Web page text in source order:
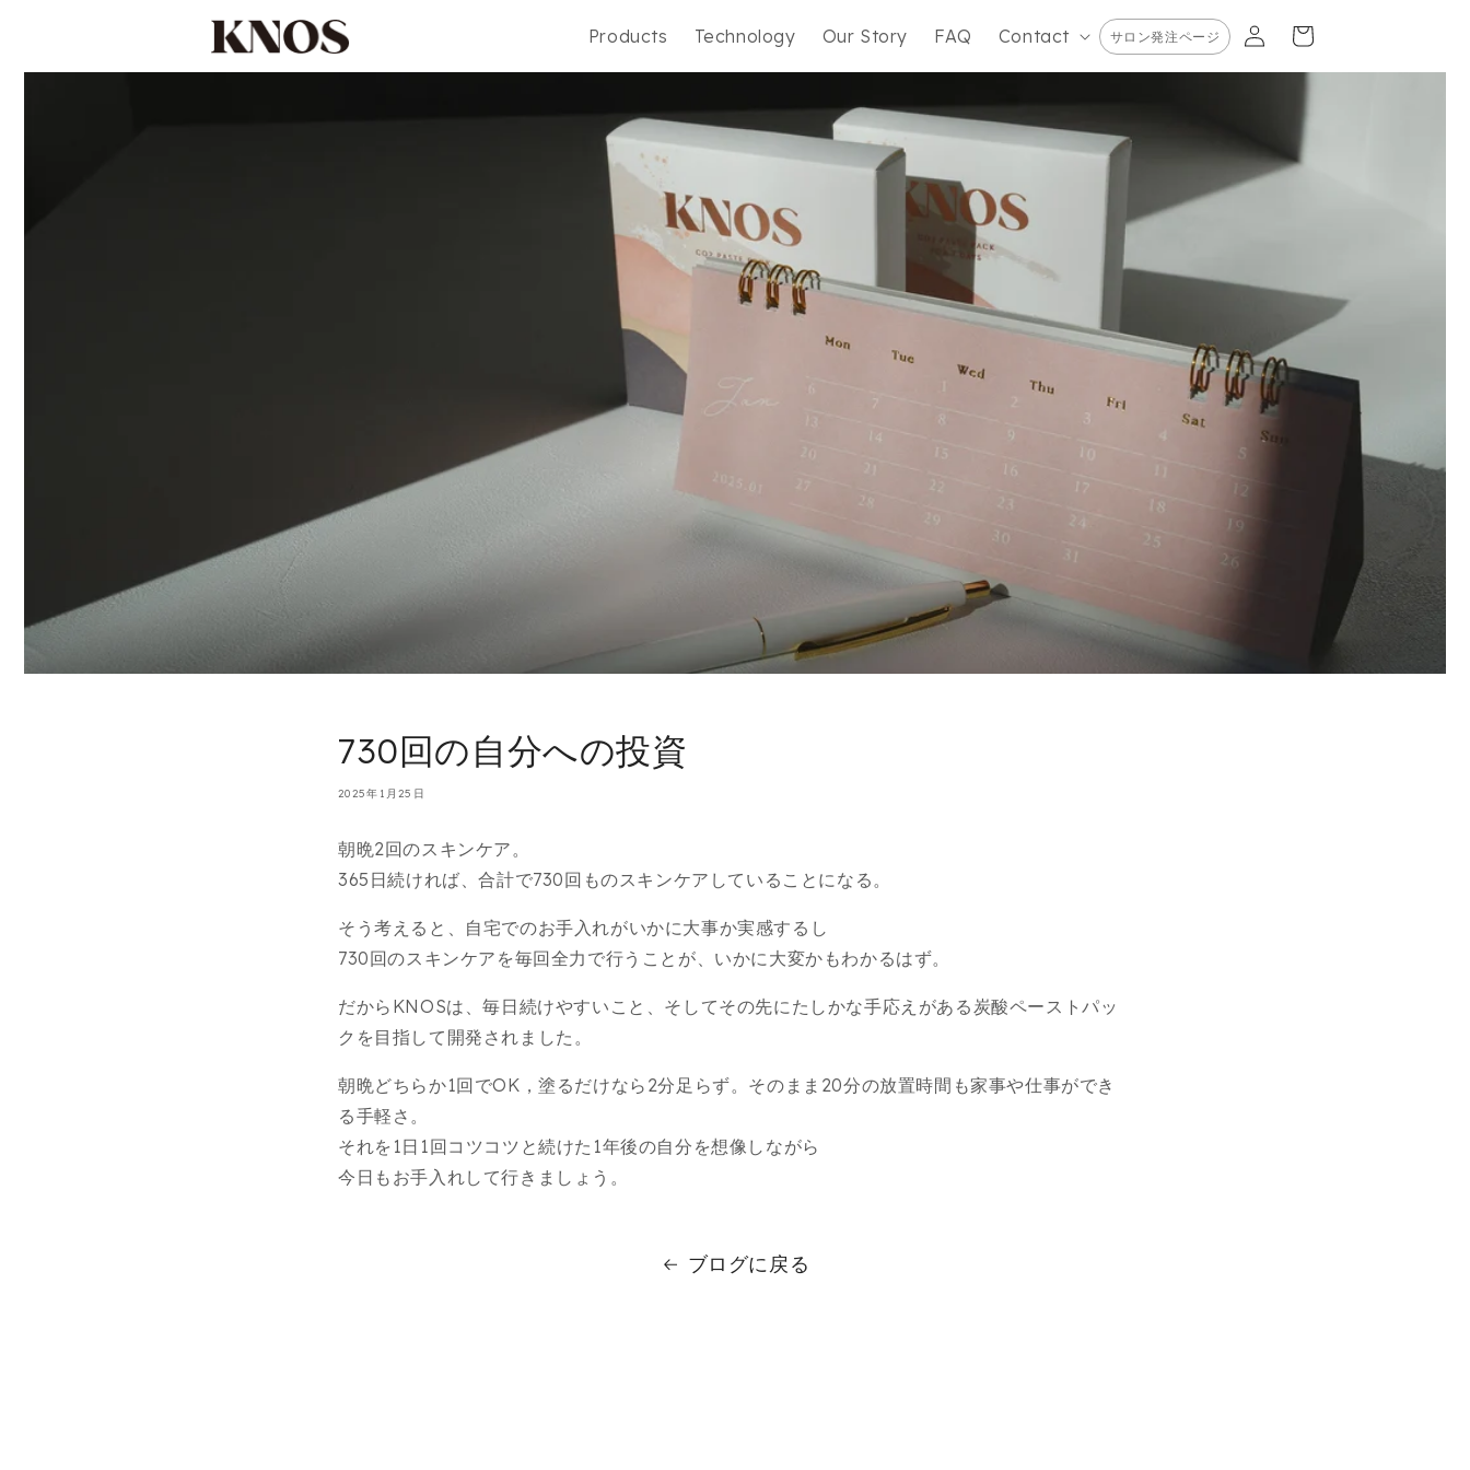
Products Technology Our Story FAQ Contact サロン発注ページ
グ
イ
ン
ー
730回の自分への投資
2025年1月25日
朝晩2回のスキンケア。
365日続ければ、合計で730回ものスキンケアしていることになる。
そう考えると、自宅でのお手入れがいかに大事か実感するし
730回のスキンケアを毎回全力で行うことが、いかに大変かもわかるはず。
だからKNOSは、毎日続けやすいこと、そしてその先にたしかな手応えがある炭酸ペーストパッ
クを目指して開発されました。
朝晩どちらか1回でOK，塗るだけなら2分足らず。そのまま20分の放置時間も家事や仕事ができ
る手軽さ。
それを1日1回コツコツと続けた1年後の自分を想像しながら
今日もお手入れして行きましょう。
ブログに戻る